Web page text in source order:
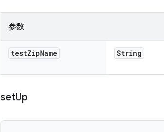
参数
testZipName String
setUp